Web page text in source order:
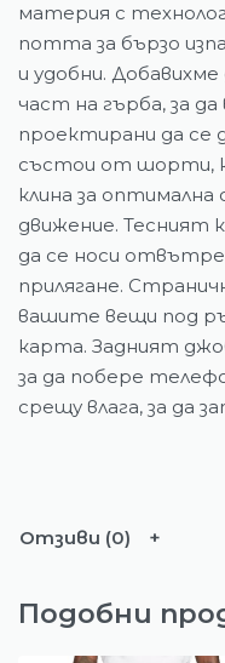
материя с
потта за бързо
и удобни.
част на гърба, за
проектирани да се
състои от шорти,
клина за оптимална
движение. Тесният
да се носи
прилягане.
вашите вещи под
карта. Задният
за да побере
срещу влага, за да
Отзиви (0)
Подобни